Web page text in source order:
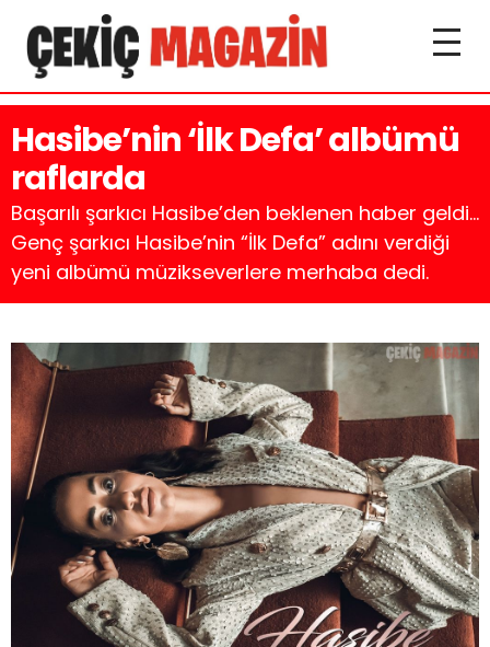
Hasibe’nin ‘İlk Defa’ albümü
raflarda
Başarılı şarkıcı Hasibe’den beklenen haber geldi…
Genç şarkıcı Hasibe’nin “İlk Defa” adını verdiği
yeni albümü müzikseverlere merhaba dedi.